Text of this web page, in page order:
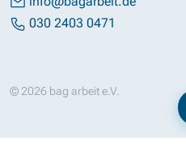
030 2403 0471
© 2026 bag arbeit e.V.